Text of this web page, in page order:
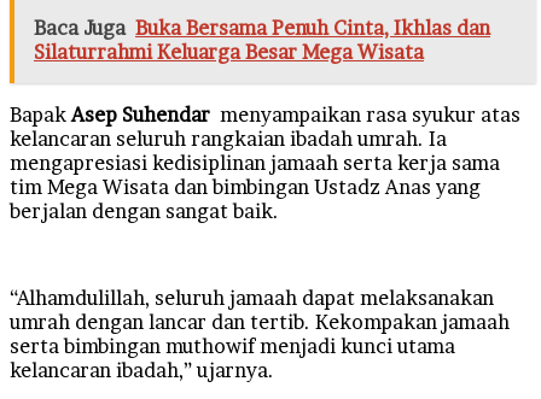
Baca Juga Buka Bersama Penuh Cinta, Ikhlas dan
Silaturrahmi Keluarga Besar Mega Wisata
Bapak Asep Suhendar menyampaikan rasa syukur atas
kelancaran seluruh rangkaian ibadah umrah. Ia
mengapresiasi kedisiplinan jamaah serta kerja sama
tim Mega Wisata dan bimbingan Ustadz Anas yang
berjalan dengan sangat baik.
“Alhamdulillah, seluruh jamaah dapat melaksanakan
umrah dengan lancar dan tertib. Kekompakan jamaah
serta bimbingan muthowif menjadi kunci utama
kelancaran ibadah,” ujarnya.